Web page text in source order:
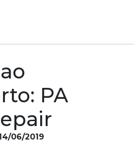
PA
06/2019